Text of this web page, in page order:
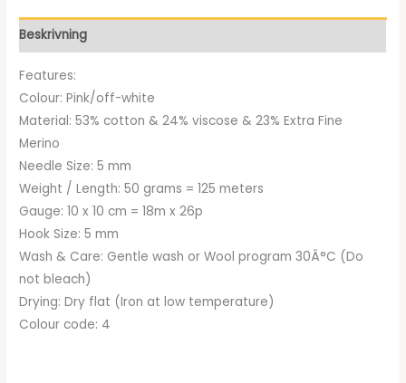
Beskrivning
Features:
Colour: Pink/off-white
Material: 53% cotton & 24% viscose & 23% Extra Fine
Merino
Needle Size: 5 mm
Weight / Length: 50 grams = 125 meters
Gauge: 10 x 10 cm = 18m x 26p
Hook Size: 5 mm
Wash & Care: Gentle wash or Wool program 30Â°C (Do
not bleach)
Drying: Dry flat (Iron at low temperature)
Colour code: 4